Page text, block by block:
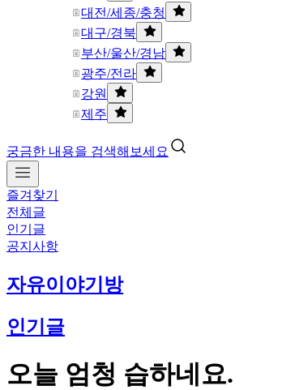
대전/세종/충청
대구/경북
부산/울산/경남
광주/전라
강원
제주
궁금한 내용을 검색해보세요
즐겨찾기
전체글
인기글
공지사항
자유이야기방
인기글
오늘 엄청 습하네요.